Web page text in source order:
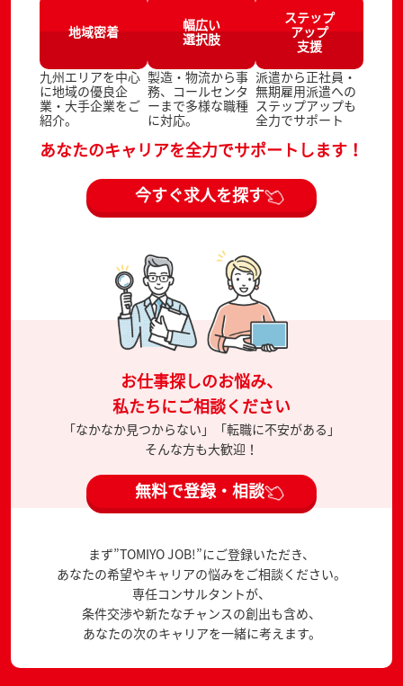
地域密着
九州エリアを中心
に地域の優良企
業・大手企業をご
紹介。
幅広い
選択肢
製造・物流から事
務、コールセンタ
ーまで多様な職種
に対応。
ステップ
アップ
支援
派遣から正社員・
無期雇用派遣への
ステップアップも
全力でサポート
あなたのキャリアを全力でサポートします！
今すぐ求人を探す
お仕事探しのお悩み、
私たちにご相談ください
「なかなか見つからない」「転職に不安がある」
そんな方も大歓迎！
無料で登録・相談
まず”TOMIYO JOB!”にご登録いただき、
あなたの希望やキャリアの悩みをご相談ください。
専任コンサルタントが、
条件交渉や新たなチャンスの創出も含め、
あなたの次のキャリアを一緒に考えます。